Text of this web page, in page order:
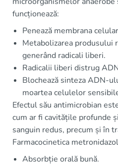
funcționează:
Penează membrana
Metabolizarea produsului
generând radicali liberi.
Radicalii liberi distrug
Blochează sinteza ADN-
moartea celulelor
Efectul său antimicrobian
cum ar fi cavitățile profunde
sanguin redus, precum și în
Farmacocinetica
Absorbție orală bună.